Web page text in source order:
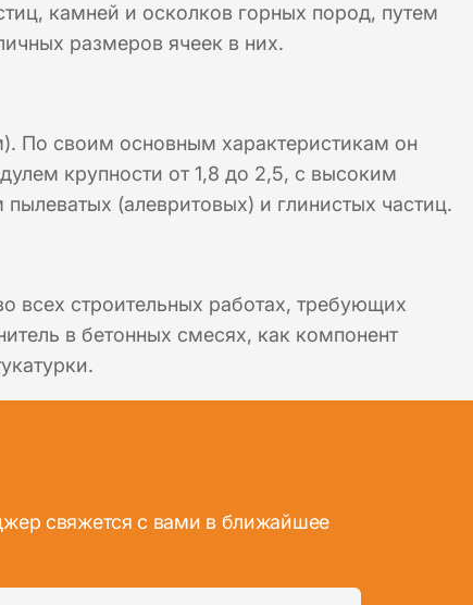
камней и осколков горных пород, путем
размеров ячеек в них.
По своим основным характеристикам он
крупности от 1,8 до 2,5, с высоким
(алевритовых) и глинистых частиц.
всех строительных работах, требующих
в бетонных смесях, как компонент
свяжется с вами в ближайшее